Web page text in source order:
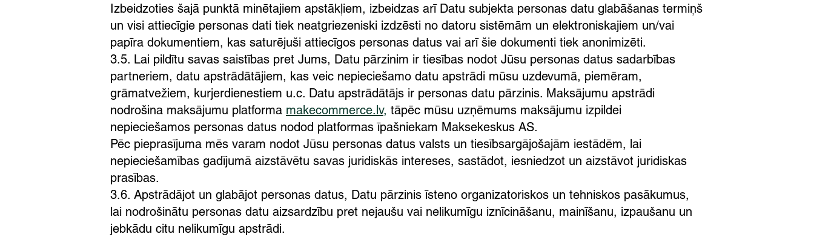
Izbeidzoties šajā punktā minētajiem apstākļiem, izbeidzas arī Datu subjekta personas datu glabāšanas termiņš
un visi attiecīgie personas dati tiek neatgriezeniski izdzēsti no datoru sistēmām un elektroniskajiem un/vai
papīra dokumentiem, kas saturējuši attiecīgos personas datus vai arī šie dokumenti tiek anonimizēti.
3.5. Lai pildītu savas saistības pret Jums, Datu pārzinim ir tiesības nodot Jūsu personas datus sadarbības
partneriem, datu apstrādātājiem, kas veic nepieciešamo datu apstrādi mūsu uzdevumā, piemēram,
grāmatvežiem, kurjerdienestiem u.c. Datu apstrādātājs ir personas datu pārzinis. Maksājumu apstrādi
nodrošina maksājumu platforma makecommerce.lv, tāpēc mūsu uzņēmums maksājumu izpildei
nepieciešamos personas datus nodod platformas īpašniekam Maksekeskus AS.
Pēc pieprasījuma mēs varam nodot Jūsu personas datus valsts un tiesībsargājošajām iestādēm, lai
nepieciešamības gadījumā aizstāvētu savas juridiskās intereses, sastādot, iesniedzot un aizstāvot juridiskas
prasības.
3.6. Apstrādājot un glabājot personas datus, Datu pārzinis īsteno organizatoriskos un tehniskos pasākumus,
lai nodrošinātu personas datu aizsardzību pret nejaušu vai nelikumīgu iznīcināšanu, mainīšanu, izpaušanu un
jebkādu citu nelikumīgu apstrādi.